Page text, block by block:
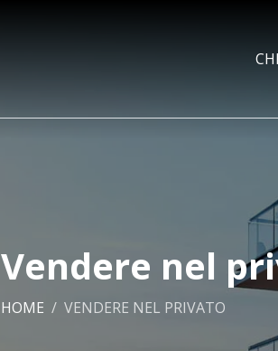
Vendere nel
HOME VENDERE NEL PRIVATO